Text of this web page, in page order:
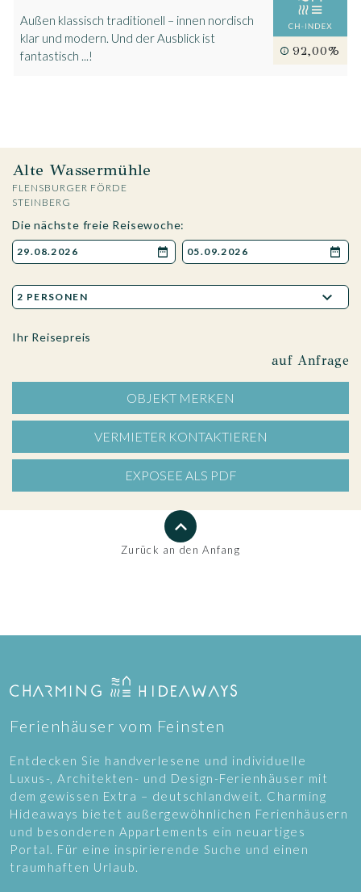
Außen klassisch traditionell – innen nordisch
klar und modern. Und der Ausblick ist
fantastisch ...!
92,00%
Alte Wassermühle
FLENSBURGER FÖRDE
STEINBERG
Die nächste freie Reisewoche:
Ihr Reisepreis
auf Anfrage
OBJEKT MERKEN
VERMIETER KONTAKTIEREN
EXPOSEE ALS PDF
Zurück an den Anfang
Ferienhäuser vom Feinsten
Entdecken Sie handverlesene und individuelle
Luxus-, Architekten- und Design-Ferienhäuser mit
dem gewissen Extra – deutschlandweit. Charming
Hideaways bietet außergewöhnlichen Ferienhäusern
und besonderen Appartements ein neuartiges
Portal. Für eine inspirierende Suche und einen
traumhaften Urlaub.